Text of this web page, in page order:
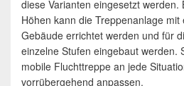
diese Varianten eingesetzt werden.
Höhen kann die Treppenanlage mit
Gebäude errichtet werden und für
einzelne Stufen eingebaut werden.
mobile Fluchttreppe an jede
vorrübergehend anpassen.